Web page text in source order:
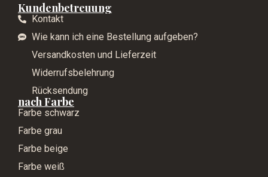
Kundenbetreuung
Kontakt
Wie kann ich eine Bestellung aufgeben?
Versandkosten und Lieferzeit
Widerrufsbelehrung
Rücksendung
nach Farbe
Farbe schwarz
Farbe grau
Farbe beige
Farbe weiß